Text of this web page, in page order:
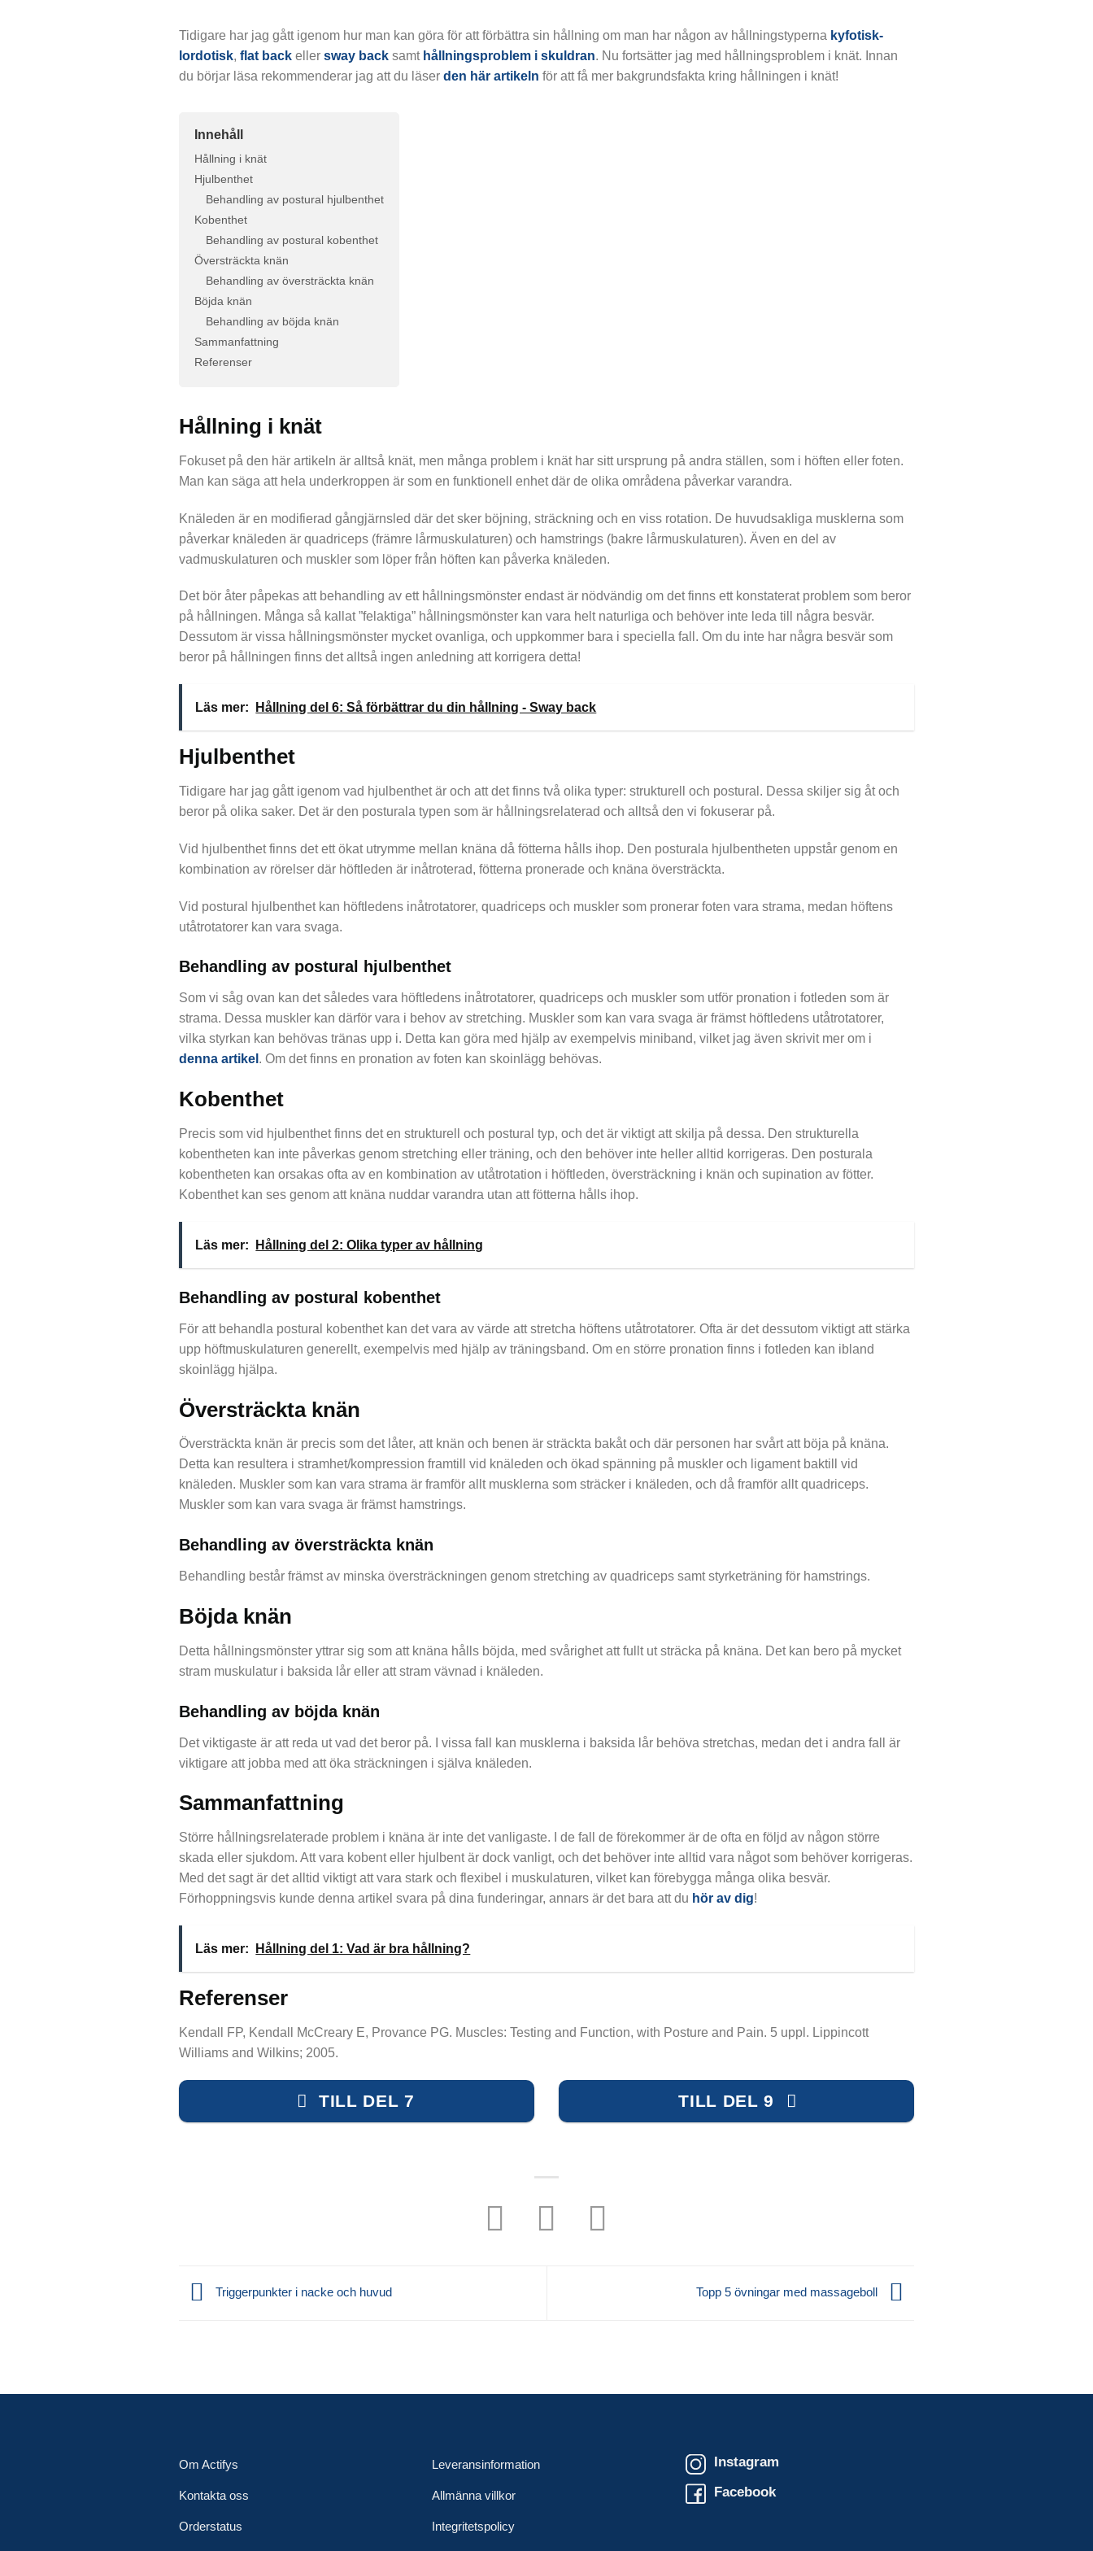
Tidigare har jag gått igenom hur man kan göra för att förbättra sin hållning om man har någon av hållningstyperna kyfotisk-
lordotisk,flat back ellersway back samt hållningsproblem i skuldran. Nu fortsätter jag med hållningsproblem i knät. Innan
du börjar läsa rekommenderar jag att du läserden här artikeln för att få mer bakgrundsfakta kring hållningen i knät!
Innehåll
Hållning i knät
Hjulbenthet
Behandling av postural hjulbenthet
Kobenthet
Behandling av postural kobenthet
Översträckta knän
Behandling av översträckta knän
Böjda knän
Behandling av böjda knän
Sammanfattning
Referenser
Hållning i knät
Fokuset på den här artikeln är alltså knät, men många problem i knät har sitt ursprung på andra ställen, som i höften eller foten.
Man kan säga att hela underkroppen är som en funktionell enhet där de olika områdena påverkar varandra.
Knäleden är en modifierad gångjärnsled där det sker böjning, sträckning och en viss rotation. De huvudsakliga musklerna som
påverkar knäleden är quadriceps (främre lårmuskulaturen) och hamstrings (bakre lårmuskulaturen). Även en del av
vadmuskulaturen och muskler som löper från höften kan påverka knäleden.
Det bör åter påpekas att behandling av ett hållningsmönster endast är nödvändig om det finns ett konstaterat problem som beror
på hållningen. Många så kallat ”felaktiga” hållningsmönster kan vara helt naturliga och behöver inte leda till några besvär.
Dessutom är vissa hållningsmönster mycket ovanliga, och uppkommer bara i speciella fall. Om du inte har några besvär som
beror på hållningen finns det alltså ingen anledning att korrigera detta!
Läs mer: Hållning del 6: Så förbättrar du din hållning - Sway back
Hjulbenthet
Tidigare har jag gått igenom vad hjulbenthet är och att det finns två olika typer: strukturell och postural. Dessa skiljer sig åt och
beror på olika saker. Det är den posturala typen som är hållningsrelaterad och alltså den vi fokuserar på.
Vid hjulbenthet finns det ett ökat utrymme mellan knäna då fötterna hålls ihop. Den posturala hjulbentheten uppstår genom en
kombination av rörelser där höftleden är inåtroterad, fötterna pronerade och knäna översträckta.
Vid postural hjulbenthet kan höftledens inåtrotatorer, quadriceps och muskler som pronerar foten vara strama, medan höftens
utåtrotatorer kan vara svaga.
Behandling av postural hjulbenthet
Som vi såg ovan kan det således vara höftledens inåtrotatorer, quadriceps och muskler som utför pronation i fotleden som är
strama. Dessa muskler kan därför vara i behov av stretching. Muskler som kan vara svaga är främst höftledens utåtrotatorer,
vilka styrkan kan behövas tränas upp i. Detta kan göra med hjälp av exempelvis miniband, vilket jag även skrivit mer om i
denna artikel . Om det finns en pronation av foten kan skoinlägg behövas.
Kobenthet
Precis som vid hjulbenthet finns det en strukturell och postural typ, och det är viktigt att skilja på dessa. Den strukturella
kobentheten kan inte påverkas genom stretching eller träning, och den behöver inte heller alltid korrigeras. Den posturala
kobentheten kan orsakas ofta av en kombination av utåtrotation i höftleden, översträckning i knän och supination av fötter.
Kobenthet kan ses genom att knäna nuddar varandra utan att fötterna hålls ihop.
Läs mer: Hållning del 2: Olika typer av hållning
Behandling av postural kobenthet
För att behandla postural kobenthet kan det vara av värde att stretcha höftens utåtrotatorer. Ofta är det dessutom viktigt att stärka
upp höftmuskulaturen generellt, exempelvis med hjälp av träningsband. Om en större pronation finns i fotleden kan ibland
skoinlägg hjälpa.
Översträckta knän
Översträckta knän är precis som det låter, att knän och benen är sträckta bakåt och där personen har svårt att böja på knäna.
Detta kan resultera i stramhet/kompression framtill vid knäleden och ökad spänning på muskler och ligament baktill vid
knäleden. Muskler som kan vara strama är framför allt musklerna som sträcker i knäleden, och då framför allt quadriceps.
Muskler som kan vara svaga är främst hamstrings.
Behandling av översträckta knän
Behandling består främst av minska översträckningen genom stretching av quadriceps samt styrketräning för hamstrings.
Böjda knän
Detta hållningsmönster yttrar sig som att knäna hålls böjda, med svårighet att fullt ut sträcka på knäna. Det kan bero på mycket
stram muskulatur i baksida lår eller att stram vävnad i knäleden.
Behandling av böjda knän
Det viktigaste är att reda ut vad det beror på. I vissa fall kan musklerna i baksida lår behöva stretchas, medan det i andra fall är
viktigare att jobba med att öka sträckningen i själva knäleden.
Sammanfattning
Större hållningsrelaterade problem i knäna är inte det vanligaste. I de fall de förekommer är de ofta en följd av någon större
skada eller sjukdom. Att vara kobent eller hjulbent är dock vanligt, och det behöver inte alltid vara något som behöver korrigeras.
Med det sagt är det alltid viktigt att vara stark och flexibel i muskulaturen, vilket kan förebygga många olika besvär.
Förhoppningsvis kunde denna artikel svara på dina funderingar, annars är det bara att du hör av dig!
Läs mer: Hållning del 1: Vad är bra hållning?
Referenser
Kendall FP, Kendall McCreary E, Provance PG. Muscles: Testing and Function, with Posture and Pain. 5 uppl. Lippincott
Williams and Wilkins; 2005.
TILL DEL 7 TILL DEL 9
Triggerpunkter i nacke och huvud Topp 5 övningar med massageboll
Om Actifys
Kontakta oss
Orderstatus
Leveransinformation
Allmänna villkor
Integritetspolicy
Instagram
Facebook